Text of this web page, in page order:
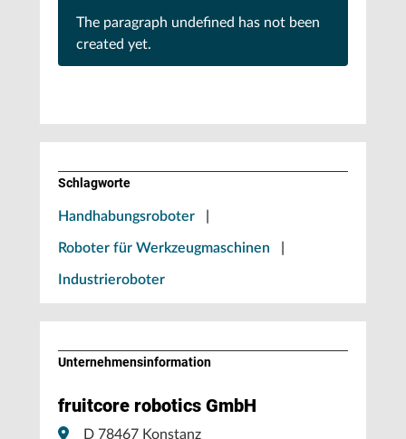
The paragraph undefined has not been
created yet.
Schlagworte
Handhabungsroboter
Roboter für Werkzeugmaschinen
Industrieroboter
Unternehmens­information
fruitcore robotics GmbH
D 78467 Konstanz